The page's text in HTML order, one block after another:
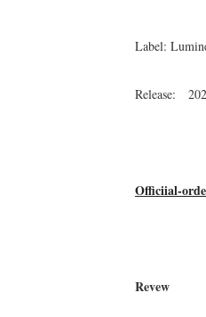
Label:
Release:
Officiial-
Revew